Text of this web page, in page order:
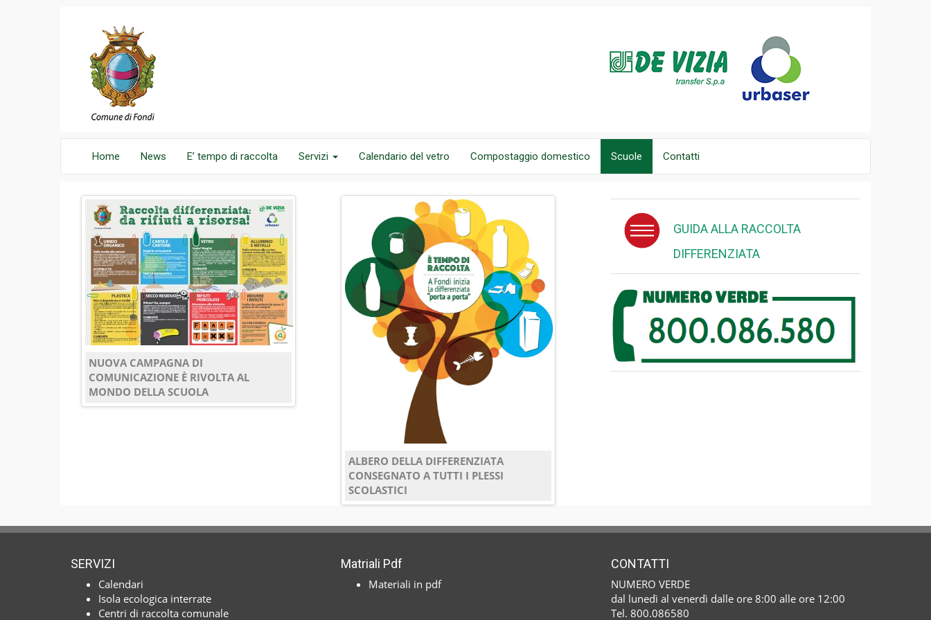
Home News E’ tempo di raccolta Servizi Calendario del vetro Compostaggio domestico Scuole Contatti
NUOVA CAMPAGNA DI
COMUNICAZIONE È RIVOLTA AL
MONDO DELLA SCUOLA
ALBERO DELLA DIFFERENZIATA
CONSEGNATO A TUTTI I PLESSI
SCOLASTICI
GUIDA ALLA RACCOLTA
DIFFERENZIATA
SERVIZI
Calendari
Isola ecologica interrate
Centri di raccolta comunale
Matriali Pdf
Materiali in pdf
CONTATTI
NUMERO VERDE
dal lunedì al venerdì dalle ore 8:00 alle ore 12:00
Tel. 800.086580